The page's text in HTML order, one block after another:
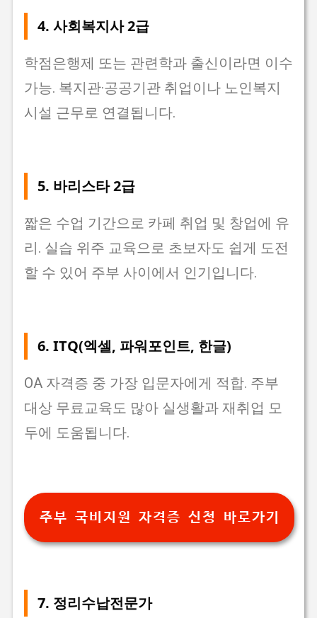
4. 사회복지사 2급
학점은행제 또는 관련학과 출신이라면 이수
가능. 복지관·공공기관 취업이나 노인복지
시설 근무로 연결됩니다.
5. 바리스타 2급
짧은 수업 기간으로 카페 취업 및 창업에 유
리. 실습 위주 교육으로 초보자도 쉽게 도전
할 수 있어 주부 사이에서 인기입니다.
6. ITQ(엑셀, 파워포인트, 한글)
OA 자격증 중 가장 입문자에게 적합. 주부
대상 무료교육도 많아 실생활과 재취업 모
두에 도움됩니다.
주부 국비지원 자격증 신청 바로가기
7. 정리수납전문가